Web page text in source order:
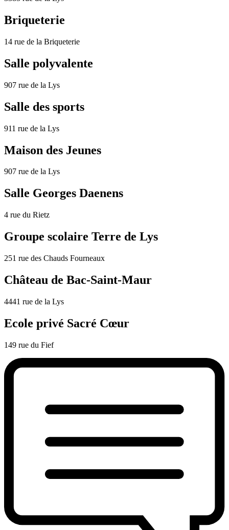
Briqueterie
14 rue de la Briqueterie
Salle polyvalente
907 rue de la Lys
Salle des sports
911 rue de la Lys
Maison des Jeunes
907 rue de la Lys
Salle Georges Daenens
4 rue du Rietz
Groupe scolaire Terre de Lys
251 rue des Chauds Fourneaux
Château de Bac-Saint-Maur
4441 rue de la Lys
Ecole privé Sacré Cœur
149 rue du Fief